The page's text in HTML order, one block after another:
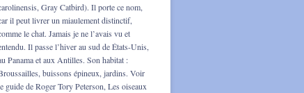
Gray Catbird). Il porte ce nom,
il peut livrer un miaulement distinctif,
le chat. Jamais je ne l’avais vu et
Il passe l’hiver au sud de États-Unis,
Panama et aux Antilles. Son habitat :
buissons épineux, jardins. Voir
guide de Roger Tory Peterson, Les oiseaux